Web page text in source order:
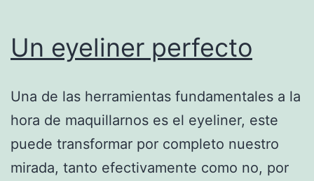
Un eyeliner perfecto
Una de las herramientas fundamentales a la
hora de maquillarnos es el eyeliner, este
puede transformar por completo nuestro
mirada, tanto efectivamente como no, por